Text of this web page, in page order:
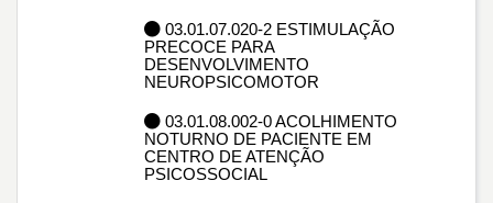
03.01.07.020-2 ESTIMULAÇÃO
PRECOCE PARA
DESENVOLVIMENTO
NEUROPSICOMOTOR
03.01.08.002-0 ACOLHIMENTO
NOTURNO DE PACIENTE EM
CENTRO DE ATENÇÃO
PSICOSSOCIAL